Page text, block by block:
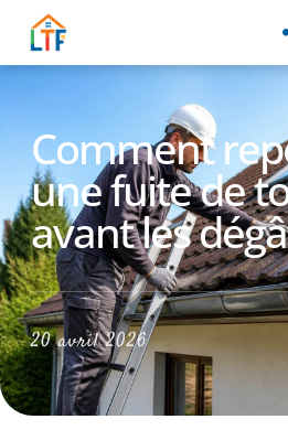
Comment
une fuite de
avant les
20 avril 2026